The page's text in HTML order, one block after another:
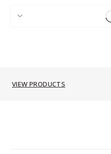
VIEW PRODUCTS